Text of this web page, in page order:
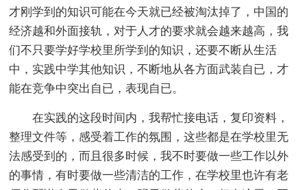
才刚学到的知识可能在今天就已经被淘汰掉了，中国的
经济越和外面接轨，对于人才的要求就会越来越高，我
们不只要学好学校里所学到的知识，还要不断从生活
中，实践中学其他知识，不断地从各方面武装自已，才
能在竞争中突出自已，表现自已。
在实践的这段时间内，我帮忙接电话，复印资料，
整理文件等，感受着工作的氛围，这些都是在学校里无
法感受到的，而且很多时候，我不时要做一些工作以外
的事情，有时要做一些清洁的工作，在学校里也许有老